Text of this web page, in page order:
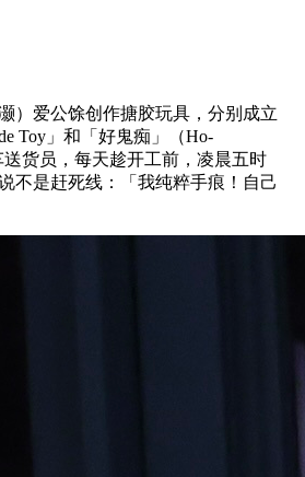
）爱公馀创作搪胶玩具，分别成立
Toy」和「好鬼痴」（Ho-
送货员，每天趁开工前，凌晨五时
不是赶死线：「我纯粹手痕！自己